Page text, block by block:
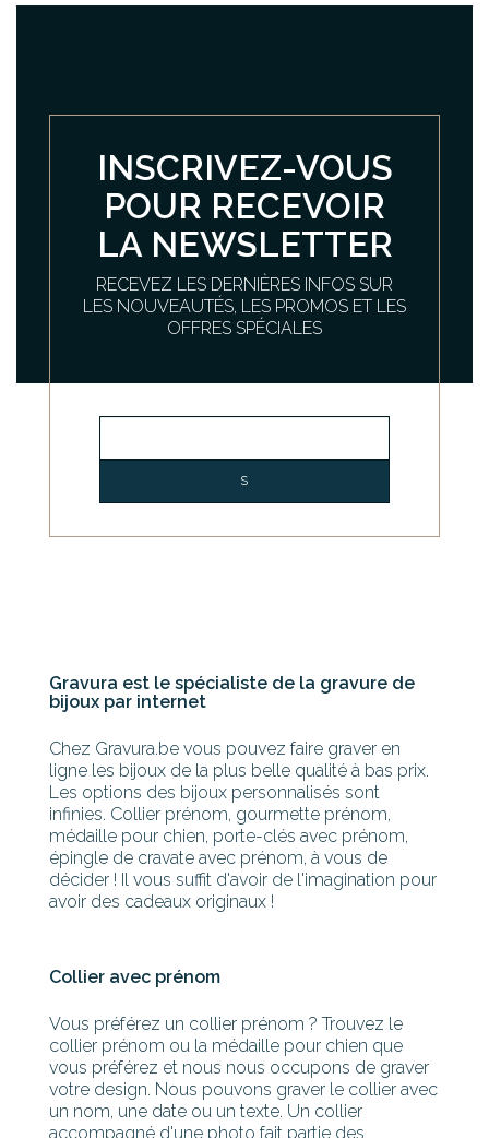
INSCRIVEZ-VOUS
POUR RECEVOIR
LA NEWSLETTER
RECEVEZ LES DERNIÈRES INFOS SUR
LES NOUVEAUTÉS, LES PROMOS ET LES
OFFRES SPÉCIALES
Gravura est le spécialiste de la gravure de
bijoux par internet
Chez Gravura.be vous pouvez faire graver en
ligne les bijoux de la plus belle qualité à bas prix.
Les options des bijoux personnalisés sont
infinies. Collier prénom, gourmette prénom,
médaille pour chien, porte-clés avec prénom,
épingle de cravate avec prénom, à vous de
décider ! Il vous suffit d'avoir de l'imagination pour
avoir des cadeaux originaux !
Collier avec prénom
Vous préférez un collier prénom ? Trouvez le
collier prénom ou la médaille pour chien que
vous préférez et nous nous occupons de graver
votre design. Nous pouvons graver le collier avec
un nom, une date ou un texte. Un collier
accompagné d'une photo fait partie des